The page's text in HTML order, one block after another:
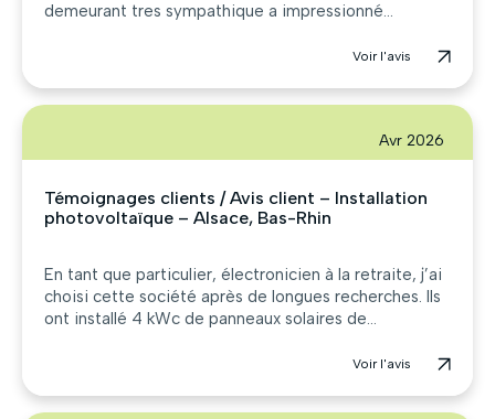
demeurant tres sympathique a impressionné...
Voir l'avis
Avr 2026
Témoignages clients / Avis client – Installation
photovoltaïque – Alsace, Bas-Rhin
En tant que particulier, électronicien à la retraite, j’ai
choisi cette société après de longues recherches. Ils
ont installé 4 kWc de panneaux solaires de...
Voir l'avis